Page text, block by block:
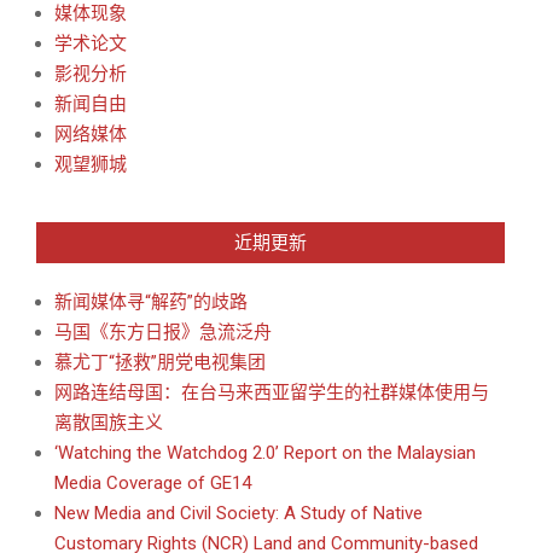
媒体现象
学术论文
影视分析
新闻自由
网络媒体
观望狮城
近期更新
新闻媒体寻“解药”的歧路
马国《东方日报》急流泛舟
慕尤丁“拯救”朋党电视集团
网路连结母国：在台马来西亚留学生的社群媒体使用与
离散国族主义
‘Watching the Watchdog 2.0’ Report on the Malaysian
Media Coverage of GE14
New Media and Civil Society: A Study of Native
Customary Rights (NCR) Land and Community-based